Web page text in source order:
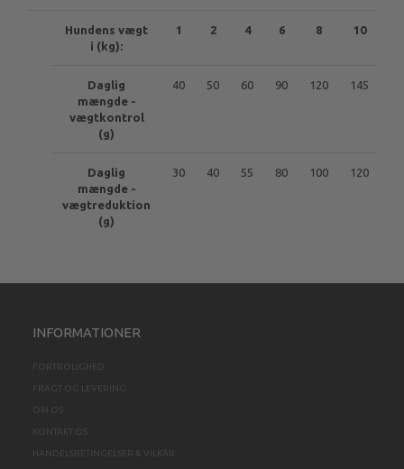
Hundens vægt
i (kg):
1 2 4 6 8 10
Daglig
mængde -
vægtkontrol
(g)
40 50 60 90 120 145
Daglig
mængde -
vægtreduktion
(g)
30 40 55 80 100 120
INFORMATIONER
FORTROLIGHED
FRAGT OG LEVERING
OM OS
KONTAKT OS
HANDELSBETINGELSER & VILKÅR